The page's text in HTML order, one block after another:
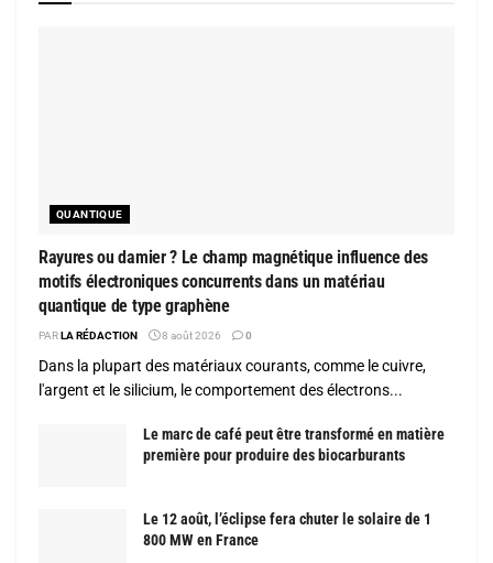
QUANTIQUE
Rayures ou damier ? Le champ magnétique influence des
motifs électroniques concurrents dans un matériau
quantique de type graphène
PARLA RÉDACTION 8 août 2026 0
Dans la plupart des matériaux courants, comme le cuivre,
l'argent et le silicium, le comportement des électrons...
Le marc de café peut être transformé en matière
première pour produire des biocarburants
Le 12 août, l’éclipse fera chuter le solaire de 1
800 MW en France